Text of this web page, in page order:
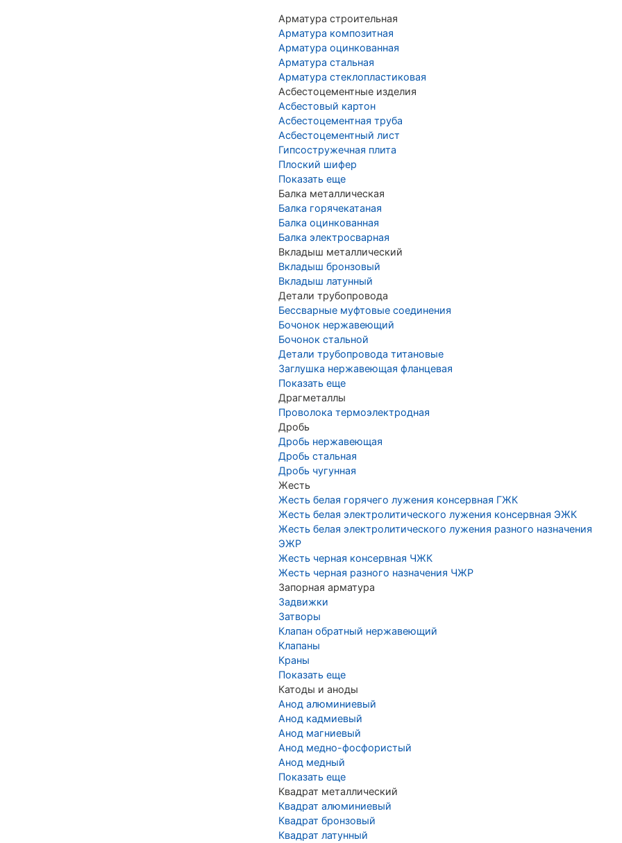
Арматура строительная
Арматура композитная
Арматура оцинкованная
Арматура стальная
Арматура стеклопластиковая
Асбестоцементные изделия
Асбестовый картон
Асбестоцементная труба
Асбестоцементный лист
Гипсостружечная плита
Плоский шифер
Показать еще
Балка металлическая
Балка горячекатаная
Балка оцинкованная
Балка электросварная
Вкладыш металлический
Вкладыш бронзовый
Вкладыш латунный
Детали трубопровода
Бессварные муфтовые соединения
Бочонок нержавеющий
Бочонок стальной
Детали трубопровода титановые
Заглушка нержавеющая фланцевая
Показать еще
Драгметаллы
Проволока термоэлектродная
Дробь
Дробь нержавеющая
Дробь стальная
Дробь чугунная
Жесть
Жесть белая горячего лужения консервная ГЖК
Жесть белая электролитического лужения консервная ЭЖК
Жесть белая электролитического лужения разного назначения
ЭЖР
Жесть черная консервная ЧЖК
Жесть черная разного назначения ЧЖР
Запорная арматура
Задвижки
Затворы
Клапан обратный нержавеющий
Клапаны
Краны
Показать еще
Катоды и аноды
Анод алюминиевый
Анод кадмиевый
Анод магниевый
Анод медно-фосфористый
Анод медный
Показать еще
Квадрат металлический
Квадрат алюминиевый
Квадрат бронзовый
Квадрат латунный